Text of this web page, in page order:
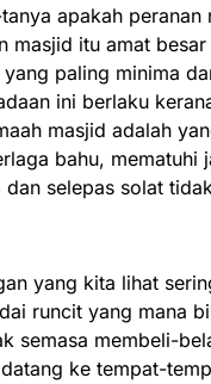
apakah
masjid itu amat
paling minima
ini berlaku
masjid adalah
bahu, mematuhi
selepas solat
yang kita lihat
runcit yang mana
semasa membeli-
ke tempat-